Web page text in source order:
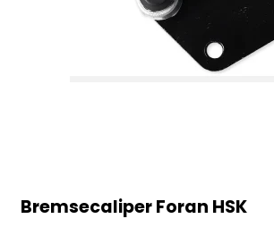
Bremsecaliper Foran HSK